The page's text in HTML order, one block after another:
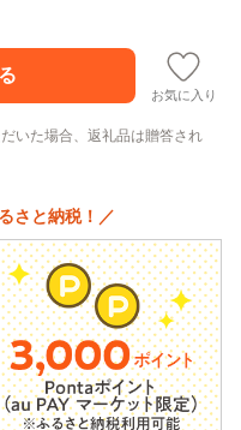
お気に入り
いた場合、返礼品は贈答され
さと納税！／